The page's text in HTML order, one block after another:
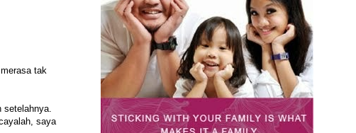
tak
setelahnya.
saya